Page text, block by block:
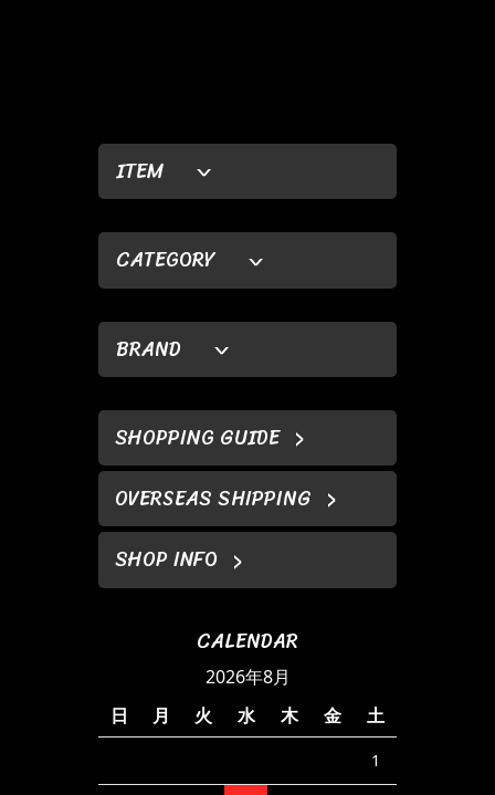
ITEM
CATEGORY
BRAND
SHOPPING GUIDE
OVERSEAS SHIPPING
SHOP INFO
CALENDAR
2026年8月
日
月 火 水 木 金 土
1